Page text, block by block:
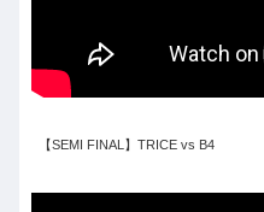
【SEMI FINAL】TRICE vs B4